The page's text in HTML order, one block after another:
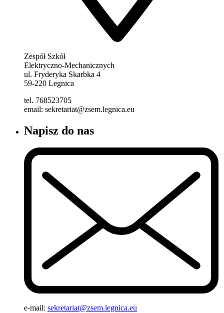
Zespół Szkół
Elektryczno-Mechanicznych
ul. Fryderyka Skarbka 4
59-220 Legnica
tel. 768523705
email: sekretariat@zsem.legnica.eu
Napisz do nas
e-mail: sekretariat@zsem.legnica.eu